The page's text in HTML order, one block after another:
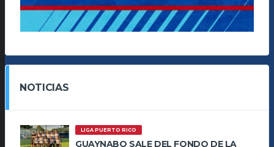
NOTICIAS
LIGA PUERTO RICO
GUAYNABO SALE DEL FONDO DE LA